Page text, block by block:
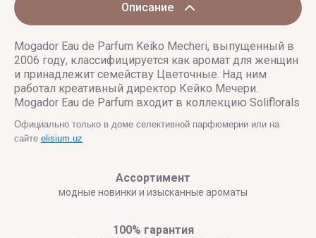
Описание
Mogador Eau de Parfum Keiko Mecheri, выпущенный в
2006 году, классифицируется как аромат для женщин
и принадлежит семейству Цветочные. Над ним
работал креативный директор Кейко Мечери.
Mogador Eau de Parfum входит в коллекцию Soliflorals
Официально только в доме селективной парфюмерии или на
сайте elisium.uz
Ассортимент
модные новинки и изысканные ароматы
100% гарантия